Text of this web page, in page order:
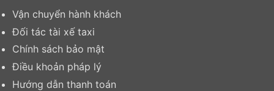
Vận chuyển hành khách
Đối tác tài xế taxi
Chính sách bảo mật
Điều khoản pháp lý
Hướng dẫn thanh toán